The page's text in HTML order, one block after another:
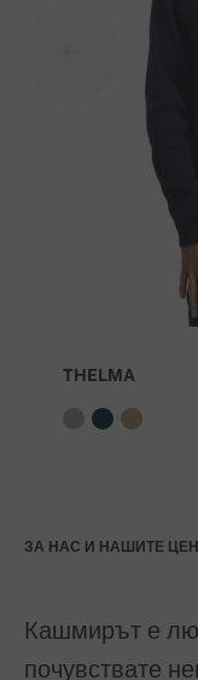
THELMA
ЗА НАС И НАШИТЕ
Кашмирът е
почувствате